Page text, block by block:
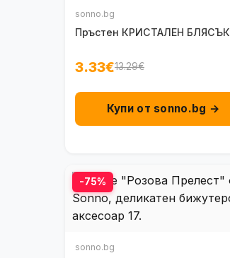
sonno.bg
Пръстен КРИСТАЛЕН БЛЯСЪК
3.33€13.29€
Купи от sonno.bg →
-75%
sonno.bg